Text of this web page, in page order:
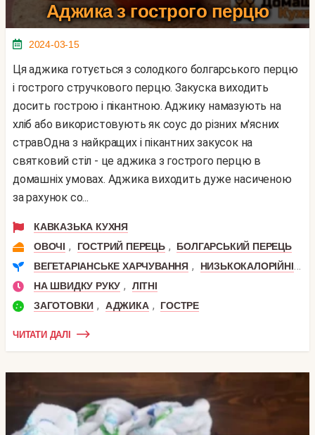
Аджика з гострого перцю
2024-03-15
Ця аджика готується з солодкого болгарського перцю
і гострого стручкового перцю. Закуска виходить
досить гострою і пікантною. Аджику намазують на
хліб або використовують як соус до різних м'ясних
стравОдна з найкращих і пікантних закусок на
святковий стіл - це аджика з гострого перцю в
домашніх умовах. Аджика виходить дуже насиченою
за рахунок со...
КАВКАЗЬКА КУХНЯ
ОВОЧІ , ГОСТРИЙ ПЕРЕЦЬ ,
БОЛГАРСЬКИЙ ПЕРЕЦЬ
ВЕГЕТАРІАНСЬКЕ ХАРЧУВАННЯ , НИЗЬКОКАЛОРІЙНІ ,
НА ШВИДКУ РУКУ ,
ЛІТНІ
ЗАГОТОВКИ , АДЖИКА , ГОСТРЕ
ЧИТАТИ ДАЛІ